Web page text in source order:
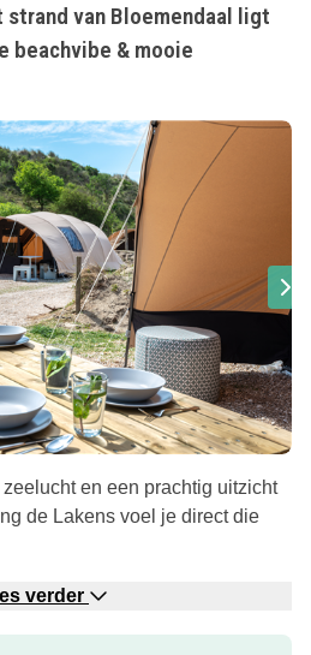
strand van Bloemendaal ligt
beachvibe & mooie
en een prachtig uitzicht
de Lakens voel je direct die
verder